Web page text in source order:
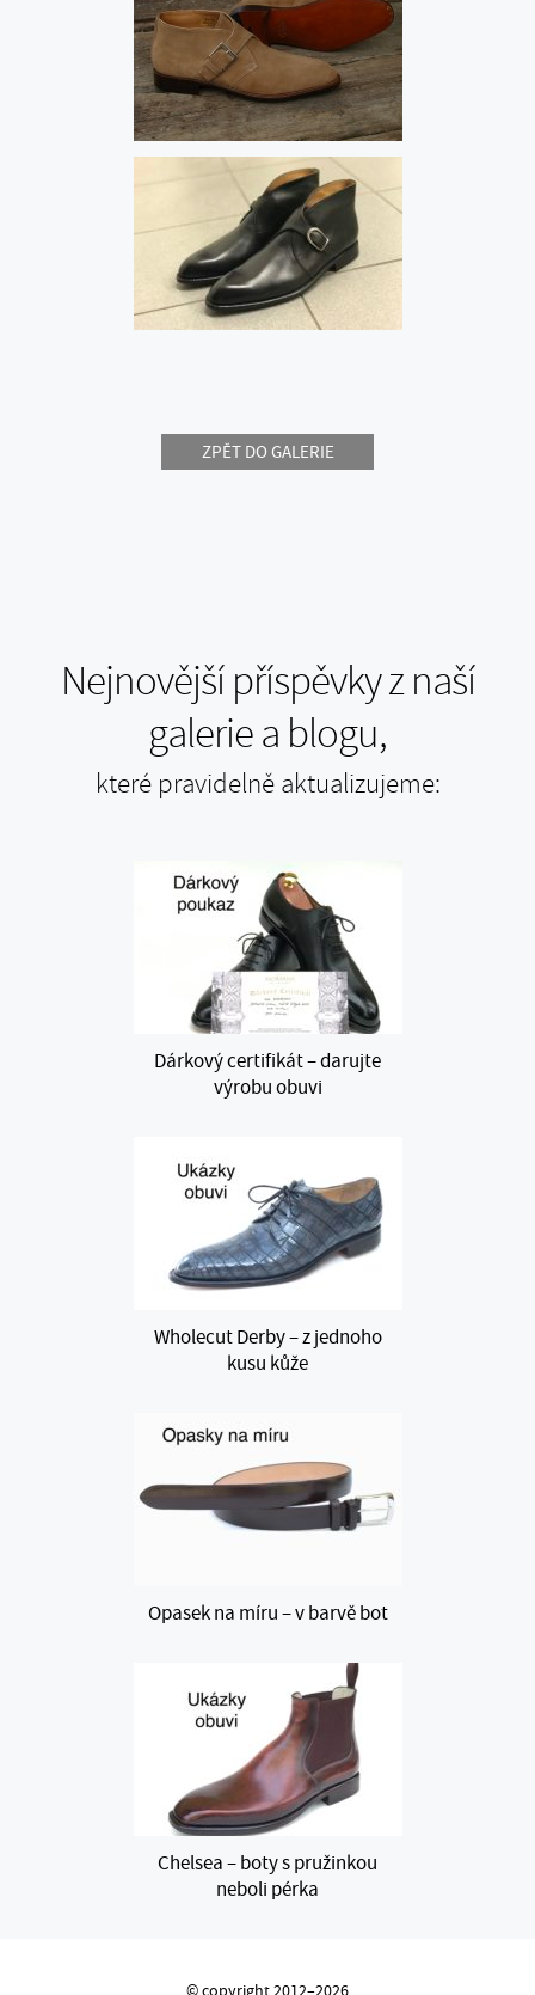
ZPĚT DO GALERIE
Nejnovější příspěvky z naší
galerie a blogu,
které pravidelně aktualizujeme:
Dárkový certifikát – darujte
výrobu obuvi
Wholecut Derby – z jednoho
kusu kůže
Opasek na míru – v barvě bot
Chelsea – boty s pružinkou
neboli pérka